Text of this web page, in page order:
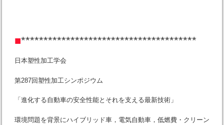
■***************************************
日本塑性加工学会
第287回塑性加工シンポジウム
「進化する自動車の安全性能とそれを支える最新技術」
環境問題を背景にハイブリッド車，電気自動車，低燃費・クリーン